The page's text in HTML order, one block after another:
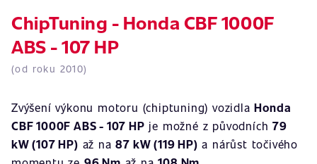
ChipTuning - Honda CBF 1000F
ABS - 107 HP
(od roku 2010)
Zvýšení výkonu motoru (chiptuning) vozidlaHonda
CBF 1000F ABS - 107 HP je možné z původních79
kW (107 HP) až na87 kW (119 HP) a nárůst točivého